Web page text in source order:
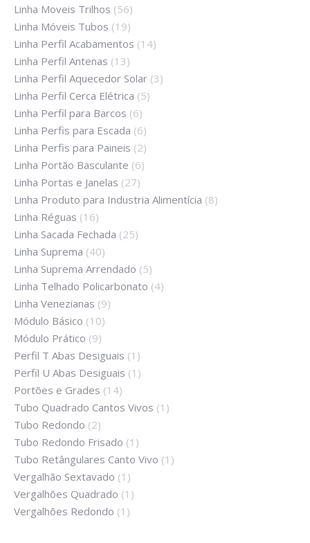
Linha Moveis Trilhos (56)
Linha Móveis Tubos (19)
Linha Perfil Acabamentos (14)
Linha Perfil Antenas (13)
Linha Perfil Aquecedor Solar (3)
Linha Perfil Cerca Elétrica (5)
Linha Perfil para Barcos (6)
Linha Perfis para Escada (6)
Linha Perfis para Paineis (2)
Linha Portão Basculante (6)
Linha Portas e Janelas (27)
Linha Produto para Industria Alimentícia (8)
Linha Réguas (16)
Linha Sacada Fechada (25)
Linha Suprema (40)
Linha Suprema Arrendado (5)
Linha Telhado Policarbonato (4)
Linha Venezianas (9)
Módulo Básico (10)
Módulo Prático (9)
Perfil T Abas Desiguais (1)
Perfil U Abas Desiguais (1)
Portões e Grades (14)
Tubo Quadrado Cantos Vivos (1)
Tubo Redondo (2)
Tubo Redondo Frisado (1)
Tubo Retângulares Canto Vivo (1)
Vergalhão Sextavado (1)
Vergalhões Quadrado (1)
Vergalhões Redondo (1)